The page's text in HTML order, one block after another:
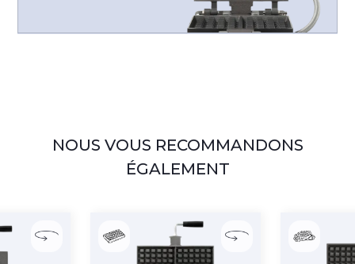
NOUS VOUS RECOMMANDONS
ÉGALEMENT